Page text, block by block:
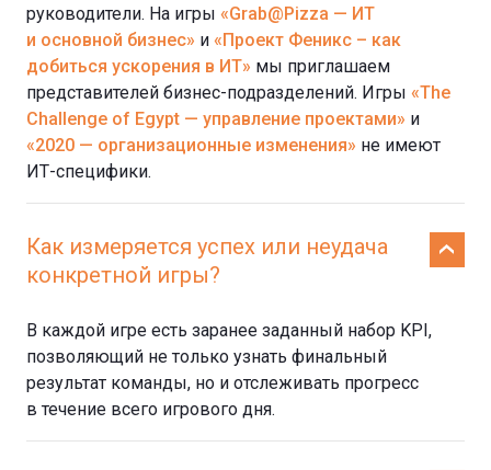
руководители. На игры «Grab@Pizza — ИТ
и основной бизнес» и «Проект Феникс – как
добиться ускорения в ИТ» мы приглашаем
представителей бизнес-подразделений. Игры «The
Challenge of Egypt — управление проектами» и
«2020 — организационные изменения» не имеют
ИТ-специфики.
Как измеряется успех или неудача
конкретной игры?
В каждой игре есть заранее заданный набор KPI,
позволяющий не только узнать финальный
результат команды, но и отслеживать прогресс
в течение всего игрового дня.